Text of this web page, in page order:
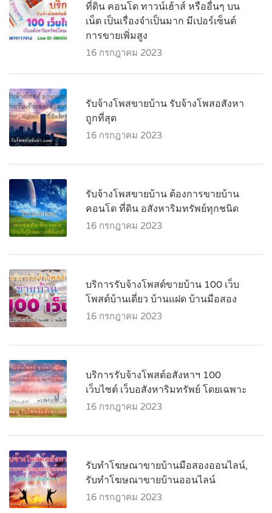
ที่ดิน คอนโด ทาวน์เฮ้าส์ หรืออื่นๆ บน
เน็ต เป็นเรื่องจำเป็นมาก มีเปอร์เซ็นต์
การขายเพิ่มสูง
16 กรกฎาคม 2023
รับจ้างโพสขายบ้าน รับจ้างโพสอสังหา
ถูกที่สุด
16 กรกฎาคม 2023
รับจ้างโพสขายบ้าน ต้องการขายบ้าน
คอนโด ที่ดิน อสังหาริมทรัพย์ทุกชนิด
16 กรกฎาคม 2023
บริการรับจ้างโพสต์ขายบ้าน 100 เว็บ
โพสต์บ้านเดี่ยว บ้านแฝด บ้านมือสอง
16 กรกฎาคม 2023
บริการรับจ้างโพสต์อสังหาฯ 100
เว็บไซต์ เว็บอสังหาริมทรัพย์ โดยเฉพาะ
16 กรกฎาคม 2023
รับทำโฆษณาขายบ้านมือสองออนไลน์,
รับทำโฆษณาขายบ้านออนไลน์
16 กรกฎาคม 2023